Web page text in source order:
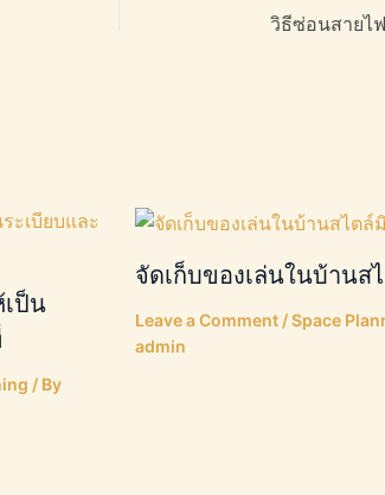
วิธีซ่อนสายไ
ป็น
/ By
จัดเก็บของเล่นในบ้านส
Leave a Comment /Space
admin